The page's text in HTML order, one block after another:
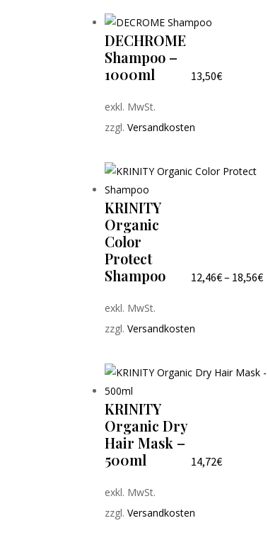
DECHROME
Shampoo –
1000ml
13,50€
exkl. MwSt.
zzgl.Versandkosten
KRINITY
Organic
Color
Protect
Shampoo
12,46€– 18,56€
exkl. MwSt.
zzgl.Versandkosten
KRINITY
Organic Dry
Hair Mask –
500ml
14,72€
exkl. MwSt.
zzgl.Versandkosten